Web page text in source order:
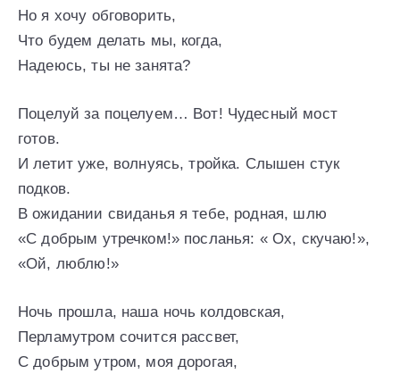
Но я хочу обговорить,
Что будем делать мы, когда,
Надеюсь, ты не занята?
Поцелуй за поцелуем… Вот! Чудесный мост
готов.
И летит уже, волнуясь, тройка. Слышен стук
подков.
В ожидании свиданья я тебе, родная, шлю
«С добрым утречком!» посланья: « Ох, скучаю!»,
«Ой, люблю!»
Ночь прошла, наша ночь колдовская,
Перламутром сочится рассвет,
С добрым утром, моя дорогая,